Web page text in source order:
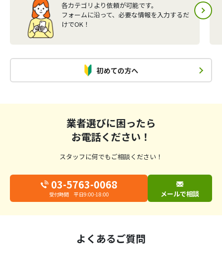
各カテゴリより依頼が可能です。
フォームに沿って、必要な情報を入力するだ
けでOK！
初めての方へ
業者選びに困ったら
お電話ください！
スタッフに何でもご相談ください！
03-5763-0068
受付時間 平日9:00-18:00 メールで相談
よくあるご質問